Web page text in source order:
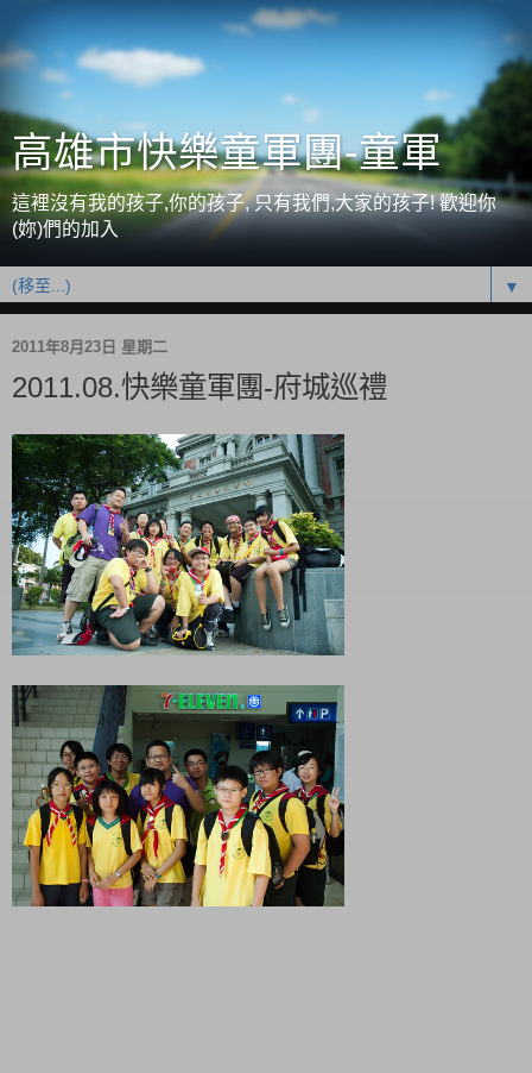
高雄市快樂童軍團-童軍
這裡沒有我的孩子,你的孩子, 只有我們,大家的孩子! 歡迎你
(妳)們的加入
▼
2011年8月23日 星期二
2011.08.快樂童軍團-府城巡禮